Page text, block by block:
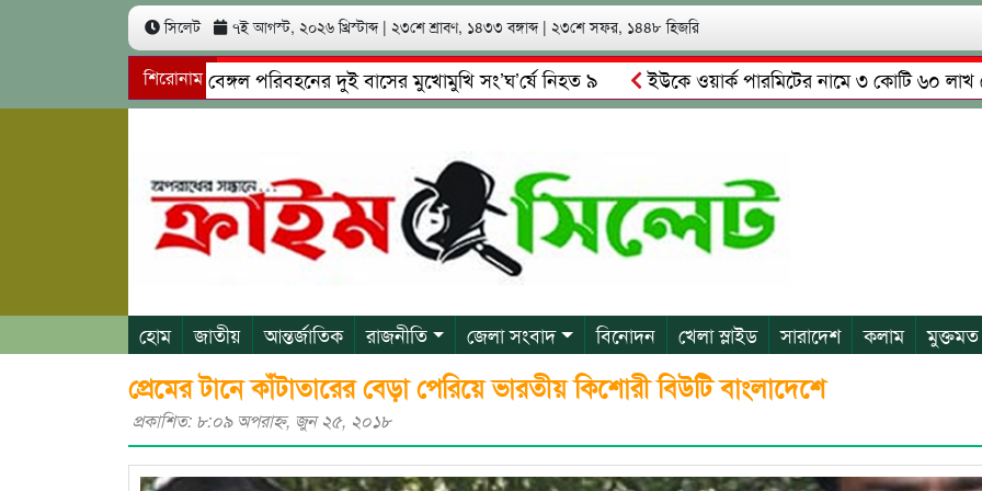
সিলেট ৭ই আগস্ট, ২০২৬ খ্রিস্টাব্দ | ২৩শে শ্রাবণ, ১৪৩৩ বঙ্গাব্দ | ২৩শে সফর, ১৪৪৮ হিজরি
শিরোনাম
সিলেটে ইউনিক ও বেঙ্গল পরিবহনের দুই বাসের মুখোমুখি সং’ঘ’র্ষে নিহত ৯ ইউকে ওয়ার্ক পারমিটের নামে ৩ কোটি ৬০ লাখ কোটি
গোয়াইনঘাটে প্রেমের ফাঁদে তরুণী পাচার: মাদকাসক্ত রিমালকে গ্রেপ্তারের দাবি স্থানীয়দের
গোয়াইনঘাটে আলিম উদ্দিনের নেতৃত্বে
হোম জাতীয় আন্তর্জাতিক রাজনীতি জেলা সংবাদ বিনোদন খেলা স্লাইড সারাদেশ কলাম মুক্তমত
প্রেমের টানে কাঁটাতারের বেড়া পেরিয়ে ভারতীয় কিশোরী বিউটি বাংলাদেশে
প্রকাশিত: ৮:০৯ অপরাহ্ণ, জুন ২৫, ২০১৮